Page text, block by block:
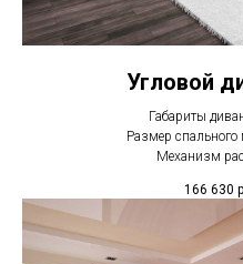
Угловой
Габариты
Размер
Механизм
166 630